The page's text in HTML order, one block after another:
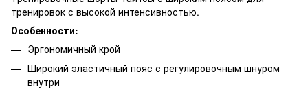
тренировок с высокой интенсивностью.
Особенности:
Эргономичный крой
Широкий эластичный пояс с регулировочным шнуром
внутри